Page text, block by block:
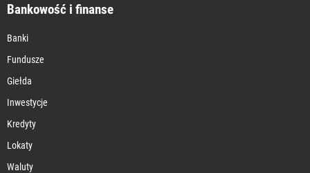
Bankowość i finanse
Banki
Fundusze
Giełda
Inwestycje
Kredyty
Lokaty
Waluty